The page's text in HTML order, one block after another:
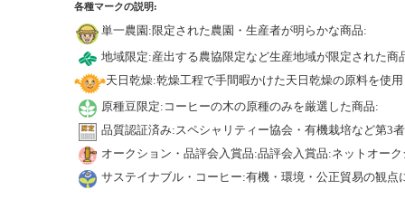
各種マークの説明:
単一農園:限定された農園・生産者が明らかな商品:
地域限定:産出する農協限定など生産地域が限定された商
天日乾燥:乾燥工程で手間暇かけた天日乾燥の原料を使
原種豆限定:コーヒーの木の原種のみを厳選した商品:
品質認証済み:スペシャリティー協会・有機栽培など第3
オークション・品評会入賞品:品評会入賞品:ネットオー
サステイナブル・コーヒー:有機・環境・公正貿易の観